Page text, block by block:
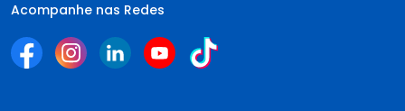
Acompanhe nas Redes